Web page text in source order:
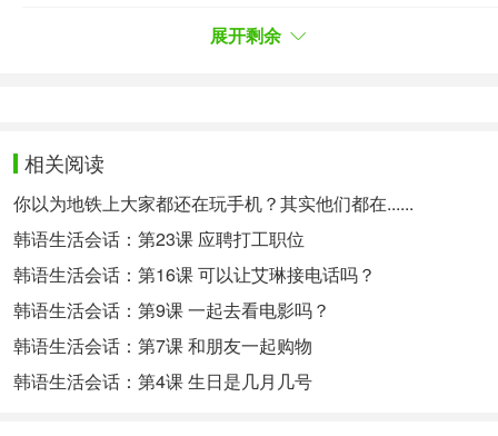
助于消除疲劳，提高肝功能，降低胆固醇，预防成人
대하 고르는 법
挑选大虾的方法
대하는 몸이 투명하고 윤기 나는 것이 좋고 껍질이
단단한 것이 신선합니다.
虾体透明有光泽，外壳坚硬的是新鲜的。
4. 굴
4、牡蛎
바다의 우유라고 불리는 굴은 10월 제철음식으로 카
사노바도 즐겨먹었다는 건강식품입니다.. 칼슘과 아
展开剩余
相关阅读
你以为地铁上大家都还在玩手机？其实他们都在......
韩语生活会话：第23课 应聘打工职位
韩语生活会话：第16课 可以让艾琳接电话吗？
韩语生活会话：第9课 一起去看电影吗？
韩语生活会话：第7课 和朋友一起购物
韩语生活会话：第4课 生日是几月几号